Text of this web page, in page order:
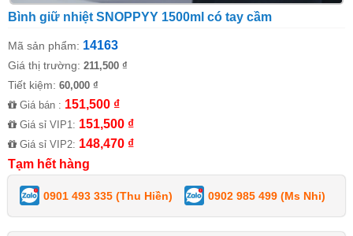
Bình giữ nhiệt SNOPPYY 1500ml có tay cầm
Mã sản phẩm: 14163
Giá thị trường: 211,500 ₫
Tiết kiệm: 60,000 ₫
Giá bán : 151,500 ₫
Giá sỉ VIP1: 151,500 ₫
Giá sỉ VIP2: 148,470 ₫
Tạm hết hàng
0901 493 335 (Thu Hiền) 0902 985 499 (Ms Nhi)